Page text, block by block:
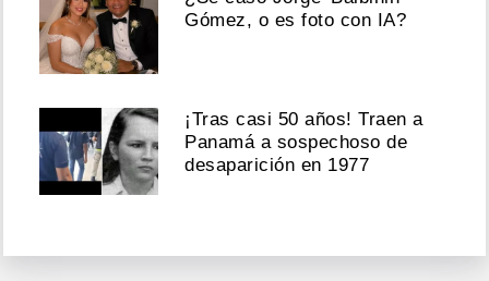
Gómez, o es foto con IA?
¡Tras casi 50 años! Traen a
Panamá a sospechoso de
desaparición en 1977